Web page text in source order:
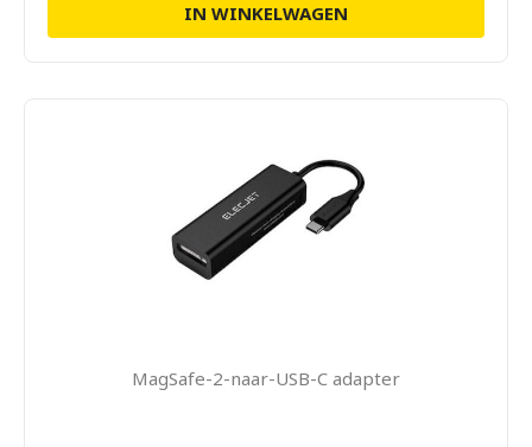
IN WINKELWAGEN
MagSafe-2-naar-USB-C adapter